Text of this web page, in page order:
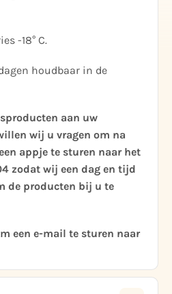
-18° C.
houdbaar in de
aan uw
wij u vragen om na
appje te sturen naar het
zodat wij een dag en tijd
de producten bij u te
een e-mail te sturen naar